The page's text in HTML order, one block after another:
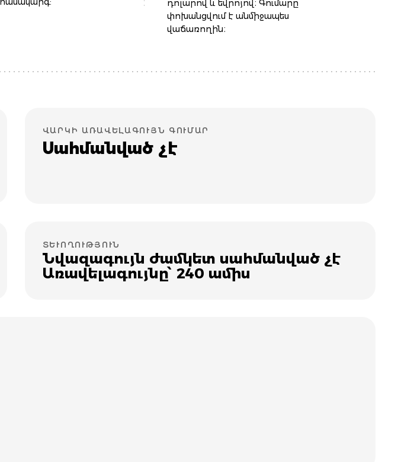
դոլարով և եվրոյով։ Գումարը
փոխանցվում է անմիջապես
վաճառողին։
ՎԱՐԿԻ ԱՌԱՎԵԼԱԳՈՒՅՆ ԳՈՒՄԱՐ
Սահմանված չէ
ՏԵՒՈՂՈՒԹՅՈՒՆ
Նվազագույն ժամկետ սահմանված չէ
Առավելագույնը՝ 240 ամիս